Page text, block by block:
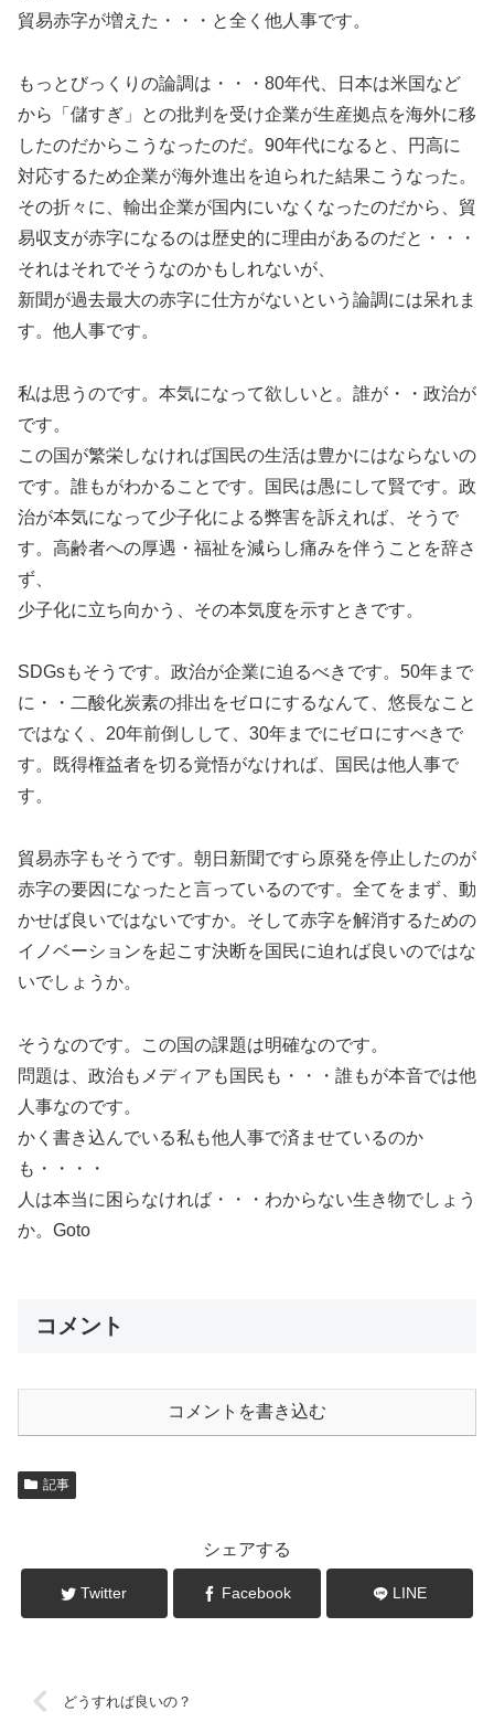
貿易赤字が増えた・・・と全く他人事です。
もっとびっくりの論調は・・・80年代、日本は米国など
から「儲すぎ」との批判を受け企業が生産拠点を海外に移
したのだからこうなったのだ。90年代になると、円高に
対応するため企業が海外進出を迫られた結果こうなった。
その折々に、輸出企業が国内にいなくなったのだから、貿
易収支が赤字になるのは歴史的に理由があるのだと・・・
それはそれでそうなのかもしれないが、
新聞が過去最大の赤字に仕方がないという論調には呆れま
す。他人事です。
私は思うのです。本気になって欲しいと。誰が・・政治が
です。
この国が繁栄しなければ国民の生活は豊かにはならないの
です。誰もがわかることです。国民は愚にして賢です。政
治が本気になって少子化による弊害を訴えれば、そうで
す。高齢者への厚遇・福祉を減らし痛みを伴うことを辞さ
ず、
少子化に立ち向かう、その本気度を示すときです。
SDGsもそうです。政治が企業に迫るべきです。50年まで
に・・二酸化炭素の排出をゼロにするなんて、悠長なこと
ではなく、20年前倒しして、30年までにゼロにすべきで
す。既得権益者を切る覚悟がなければ、国民は他人事で
す。
貿易赤字もそうです。朝日新聞ですら原発を停止したのが
赤字の要因になったと言っているのです。全てをまず、動
かせば良いではないですか。そして赤字を解消するための
イノベーションを起こす決断を国民に迫れば良いのではな
いでしょうか。
そうなのです。この国の課題は明確なのです。
問題は、政治もメディアも国民も・・・誰もが本音では他
人事なのです。
かく書き込んでいる私も他人事で済ませているのか
も・・・・
人は本当に困らなければ・・・わからない生き物でしょう
か。Goto
コメント
コメントを書き込む
記事
シェアする
Twitter Facebook LINE
どうすれば良いの？